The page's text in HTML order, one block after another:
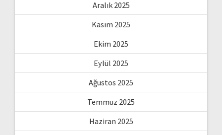
Aralık 2025
Kasım 2025
Ekim 2025
Eylül 2025
Ağustos 2025
Temmuz 2025
Haziran 2025